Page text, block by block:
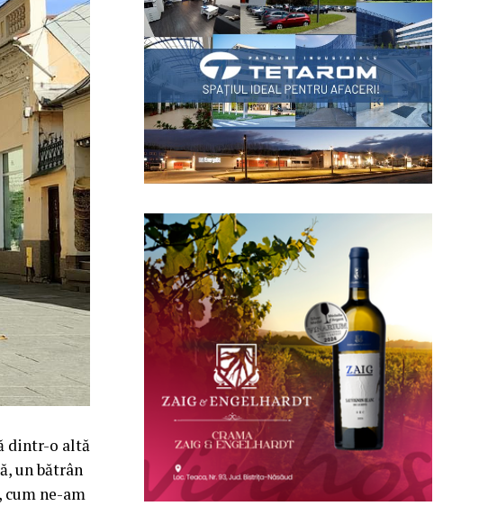
dintr-o altă
un bătrân
ne-am